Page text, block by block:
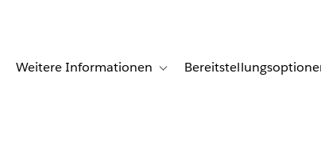
for Kundenberichte
sub-navigation for Lösungen
Weitere Informationen Toggle sub-navigation for Weitere